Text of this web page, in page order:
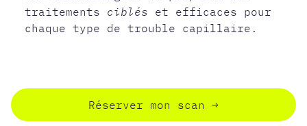
traitements ciblés et efficaces pour
chaque type de trouble capillaire.
Réserver mon scan →